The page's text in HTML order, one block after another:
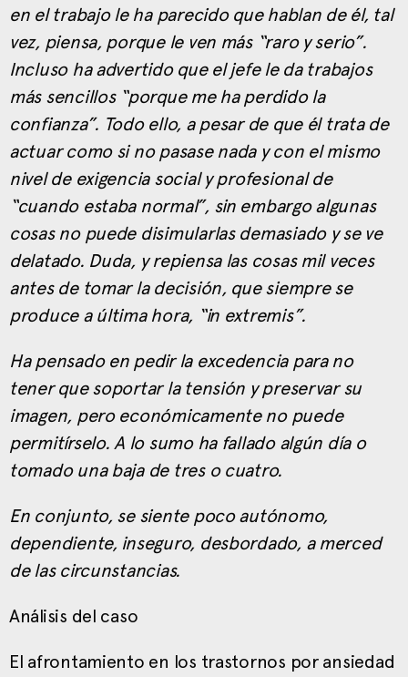
en el trabajo le ha parecido que hablan de él, tal
vez, piensa, porque le ven más “raro y serio”.
Incluso ha advertido que el jefe le da trabajos
más sencillos “porque me ha perdido la
confianza”. Todo ello, a pesar de que él trata de
actuar como si no pasase nada y con el mismo
nivel de exigencia social y profesional de
“cuando estaba normal”, sin embargo algunas
cosas no puede disimularlas demasiado y se ve
delatado. Duda, y repiensa las cosas mil veces
antes de tomar la decisión, que siempre se
produce a última hora, “in extremis”.
Ha pensado en pedir la excedencia para no
tener que soportar la tensión y preservar su
imagen, pero económicamente no puede
permitírselo. A lo sumo ha fallado algún día o
tomado una baja de tres o cuatro.
En conjunto, se siente poco autónomo,
dependiente, inseguro, desbordado, a merced
de las circunstancias.
Análisis del caso
El afrontamiento en los trastornos por ansiedad